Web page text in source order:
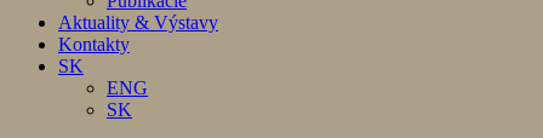
Aktuality & Výstavy
Kontakty
SK
ENG
SK